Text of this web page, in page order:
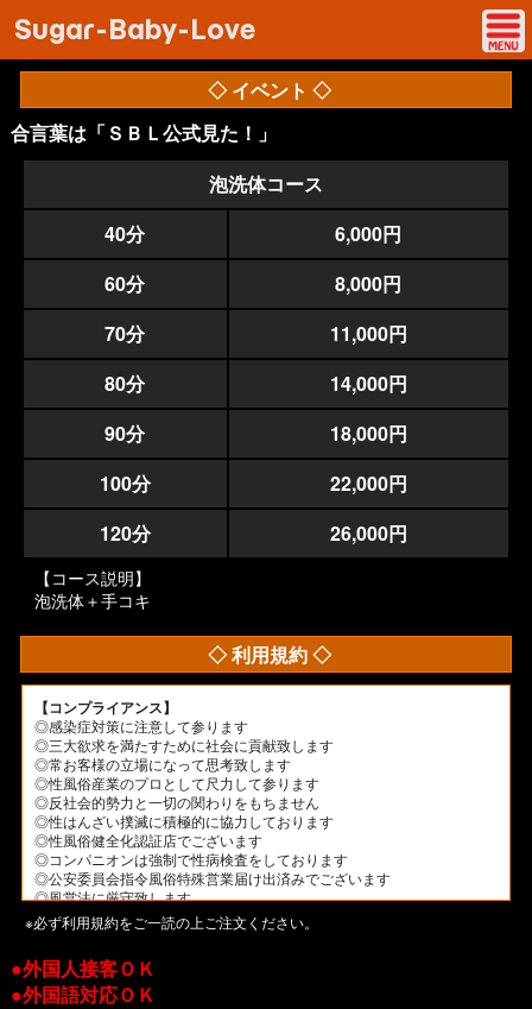
Sugar-Baby-Love
◇ イベント ◇
合言葉は「ＳＢＬ公式見た！」
泡洗体コース
40分
6,000円
60分
8,000円
70分
11,000円
80分
14,000円
90分
18,000円
100分
22,000円
120分
26,000円
【コース説明】
泡洗体＋手コキ
◇ 利用規約 ◇
【コンプライアンス】
◎感染症対策に注意して参ります
◎三大欲求を満たすために社会に貢献致します
◎常お客様の立場になって思考致します
◎性風俗産業のプロとして尺力して参ります
◎反社会的勢力と一切の関わりをもちません
◎性はんざい撲滅に積極的に協力しております
◎性風俗健全化認証店でございます
◎コンパニオンは強制で性病検査をしております
◎公安委員会指令風俗特殊営業届け出済みでございます
◎風営法に厳守致します
◎公序良俗に反する行為を致しません
◎性風俗健全化に努めて参ります
◎当店のコンパニオンは全員18才以上でございます
※以上ご安心してご利用下さいませ。
全てはお客様の笑顔の為に努力致します。
※必ず利用規約をご一読の上ご注文ください。
●外国人接客ＯＫ
●外国語対応ＯＫ